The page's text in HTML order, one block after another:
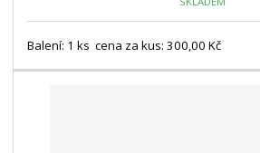
Balení: 1 ks cena za kus: 300,00 Kč